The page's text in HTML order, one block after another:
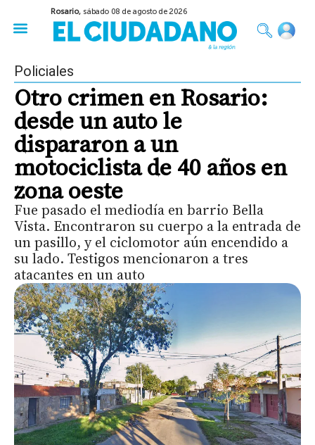
Rosario, sábado 08 de agosto de 2026
Policiales
Otro crimen en Rosario:
desde un auto le
dispararon a un
motociclista de 40 años en
zona oeste
Fue pasado el mediodía en barrio Bella
Vista. Encontraron su cuerpo a la entrada de
un pasillo, y el ciclomotor aún encendido a
su lado. Testigos mencionaron a tres
atacantes en un auto